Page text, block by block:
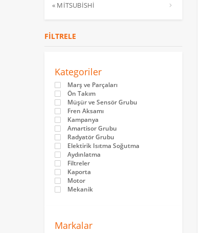
« MİTSUBİSHİ
FILTRELE
Kategoriler
Marş ve Parçaları
Ön Takım
Müşür ve Sensör Grubu
Fren Aksamı
Kampanya
Amartisor Grubu
Radyatör Grubu
Elektirik Isıtma Soğutma
Aydınlatma
Filtreler
Kaporta
Motor
Mekanik
Markalar